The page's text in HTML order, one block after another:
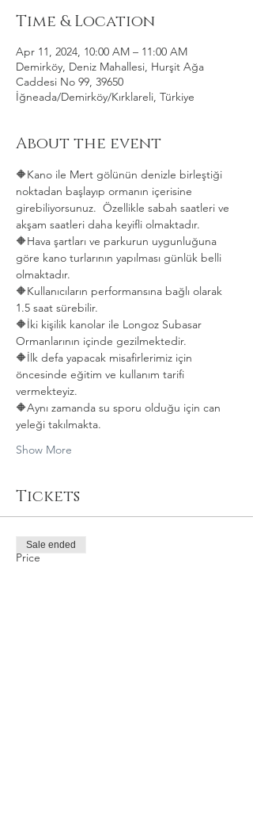
Time & Location
Apr 11, 2024, 10:00 AM – 11:00 AM
Demirköy, Deniz Mahallesi, Hurşit Ağa
Caddesi No 99, 39650
İğneada/Demirköy/Kırklareli, Türkiye
About the event
🔶️Kano ile Mert gölünün denizle birleştiği
noktadan başlayıp ormanın içerisine
girebiliyorsunuz.  Özellikle sabah saatleri ve
akşam saatleri daha keyifli olmaktadır.
🔶️Hava şartları ve parkurun uygunluğuna
göre kano turlarının yapılması günlük belli
olmaktadır.
🔶️Kullanıcıların performansına bağlı olarak
1.5 saat sürebilir.
🔶️İki kişilik kanolar ile Longoz Subasar
Ormanlarının içinde gezilmektedir.
🔶️İlk defa yapacak misafirlerimiz için
öncesinde eğitim ve kullanım tarifi
vermekteyiz.
🔶️Aynı zamanda su sporu olduğu için can
yeleği takılmakta.
Show More
Tickets
Price
Sale ended